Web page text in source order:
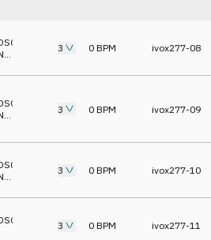
3 0 BPM ivox277-08
3 0 BPM ivox277-09
3 0 BPM ivox277-10
3 0 BPM ivox277-11